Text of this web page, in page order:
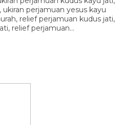
perjamuan yesus kayu
relief perjamuan kudus jati,
relief perjamuan…